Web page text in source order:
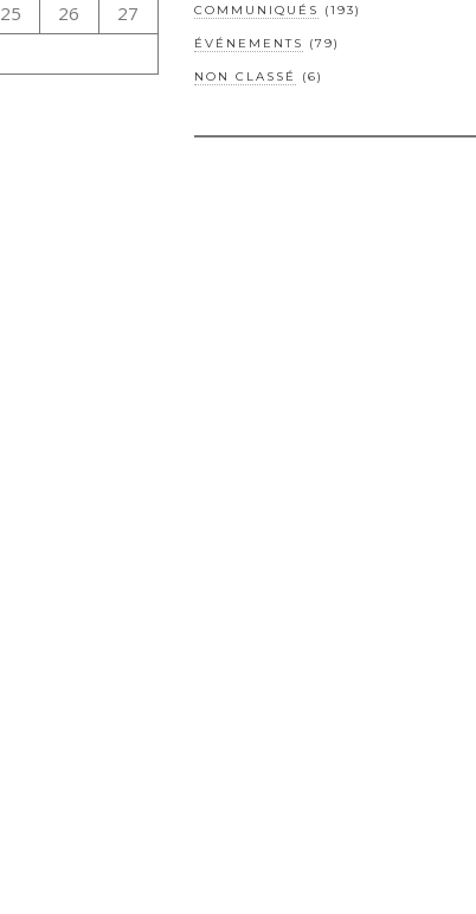
25 26
27
COMMUNIQUÉS (193)
ÉVÉNEMENTS (79)
NON CLASSÉ (6)